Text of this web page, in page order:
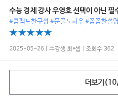
수능 경제 강사 우영호 선택이 아닌 필
#콤팩트한구성 #문풀노하우 #꼼꼼한설
2025-05-26 | 수강생 최*셉 | 조회수 362
더보기(10